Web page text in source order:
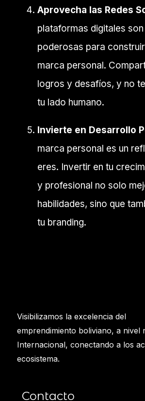
Aprovecha las Redes
plataformas digitales
poderosas para
marca personal.
logros y desafíos, y no
tu lado humano.
Invierte en Desarrollo
marca personal es un
eres. Invertir en tu
y profesional no solo
habilidades, sino que
tu branding.
Visibilizamos la excelencia del
emprendimiento boliviano, a nivel
Internacional, conectando a los
ecosistema.
Contacto